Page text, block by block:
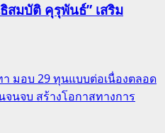
สมบัติ คุรุพันธ์” เสริม
มอบ 29 ทุนแบบต่อเนื่องตลอด
นจบ สร้างโอกาสทางการ